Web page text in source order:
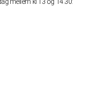
mellem kl 13 og 14.30: